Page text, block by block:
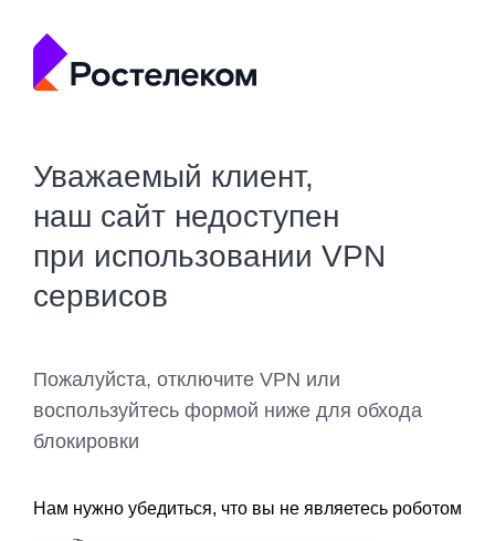
Уважаемый клиент,
наш сайт недоступен
при использовании VPN
сервисов
Пожалуйста, отключите VPN или
воспользуйтесь формой ниже для обхода
блокировки
Нам нужно убедиться, что вы не являетесь роботом